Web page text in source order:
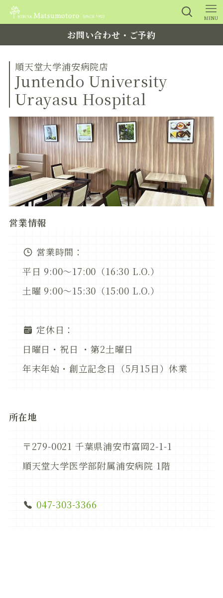
MENU
お問い合わせ・ご予約
順天堂大学浦安病院店
Juntendo University
Urayasu Hospital
営業情報
営業時間：
平日 9:00～17:00（16:30 L.O.）
土曜 9:00～15:30（15:00 L.O.）
定休日：
日曜日・祝日 ・第2土曜日
年末年始・創立記念日（5月15日）休業
所在地
〒279-0021 千葉県浦安市富岡2-1-1
順天堂大学医学部附属浦安病院 1階
047-303-3366